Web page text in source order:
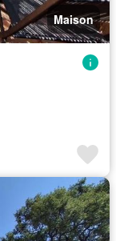
Maison